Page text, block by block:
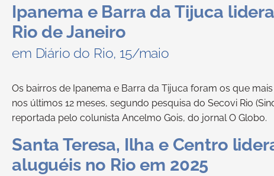
Ipanema e Barra da Tijuca
Rio de Janeiro
em Diário do Rio, 15/maio
Os bairros de Ipanema e Barra da Tijuca foram os que
nos últimos 12 meses, segundo pesquisa do Secovi Rio
reportada pelo colunista Ancelmo Gois, do jornal O Globo.
Santa Teresa, Ilha e Centro
aluguéis no Rio em 2025